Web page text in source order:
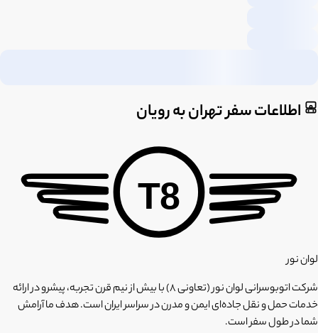
اطلاعات سفر تهران به رویان
T8
لوان نور
شرکت اتوبوسرانی لوان نور (تعاونی ۸) با بیش از نیم قرن تجربه، پیشرو در ارائه
خدمات حمل و نقل جاده‌ای ایمن و مدرن در سراسر ایران است. هدف ما آرامش
شما در طول سفر است.